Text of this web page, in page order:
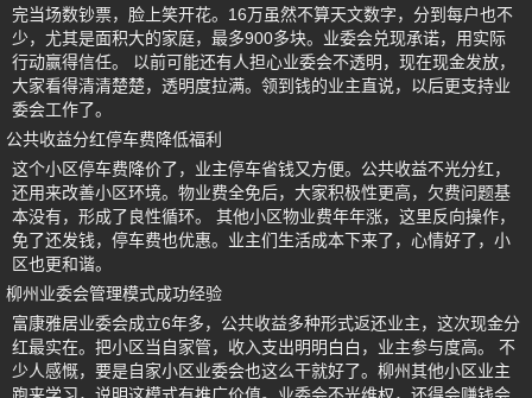
完当场数钞票，脸上笑开花。16万虽然不算天文数字，分到每户也不
少，尤其是面积大的家庭，最多900多块。业委会兑现承诺，用实际
行动赢得信任。 以前可能还有人担心业委会不透明，现在现金发放，
大家看得清清楚楚，透明度拉满。领到钱的业主直说，以后更支持业
委会工作了。
公共收益分红停车费降低福利
这个小区停车费降价了，业主停车省钱又方便。公共收益不光分红，
还用来改善小区环境。物业费全免后，大家积极性更高，欠费问题基
本没有，形成了良性循环。 其他小区物业费年年涨，这里反向操作，
免了还发钱，停车费也优惠。业主们生活成本下来了，心情好了，小
区也更和谐。
柳州业委会管理模式成功经验
富康雅居业委会成立6年多，公共收益多种形式返还业主，这次现金分
红最实在。把小区当自家管，收入支出明明白白，业主参与度高。 不
少人感慨，要是自家小区业委会也这么干就好了。柳州其他小区业主